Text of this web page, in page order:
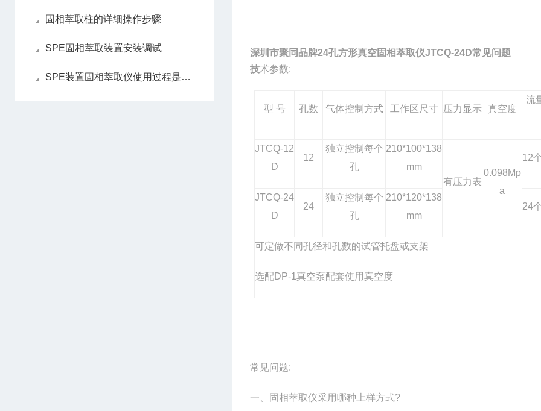
固相萃取柱的详细操作步骤
SPE固相萃取装置安装调试
SPE装置固相萃取仪使用过程是怎样
深圳市聚同品牌24孔方形真空固相萃取仪JTCQ-24D常见问题
技术参数:
型 号 孔数 气体控制方式 工作区尺寸 压力显示 真空度
流
JTCQ-12
D
12
独立控制每个
孔
210*100*138
mm
有压力表
0.098Mp
a
12
JTCQ-24
D
24
独立控制每个
孔
210*120*138
mm
24
可定做不同孔径和孔数的试管托盘或支架
选配DP-1真空泵配套使用真空度
常见问题:
一、固相萃取仪采用哪种上样方式?